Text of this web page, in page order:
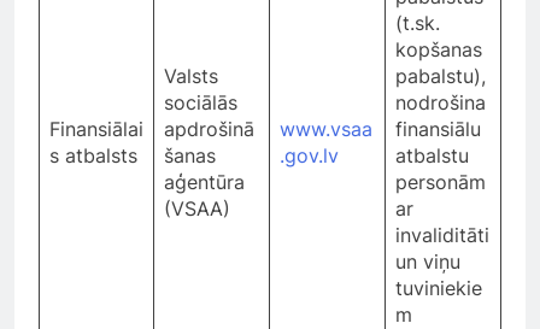
Finansiālai
s atbalsts
Valsts
sociālās
apdrošinā
šanas
aģentūra
(VSAA)
www.vsaa
.gov.lv
(t.sk.
kopšanas
pabalstu),
nodrošina
finansiālu
atbalstu
personām
ar
invaliditāti
un viņu
tuviniekie
m